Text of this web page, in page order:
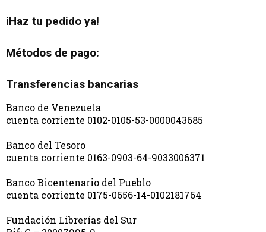
iHaz tu pedido ya!
Métodos de pago:
Transferencias bancarias
Banco de Venezuela
cuenta corriente 0102-0105-53-0000043685
Banco del Tesoro
cuenta corriente 0163-0903-64-9033006371
Banco Bicentenario del Pueblo
cuenta corriente 0175-0656-14-0102181764
Fundación Librerías del Sur